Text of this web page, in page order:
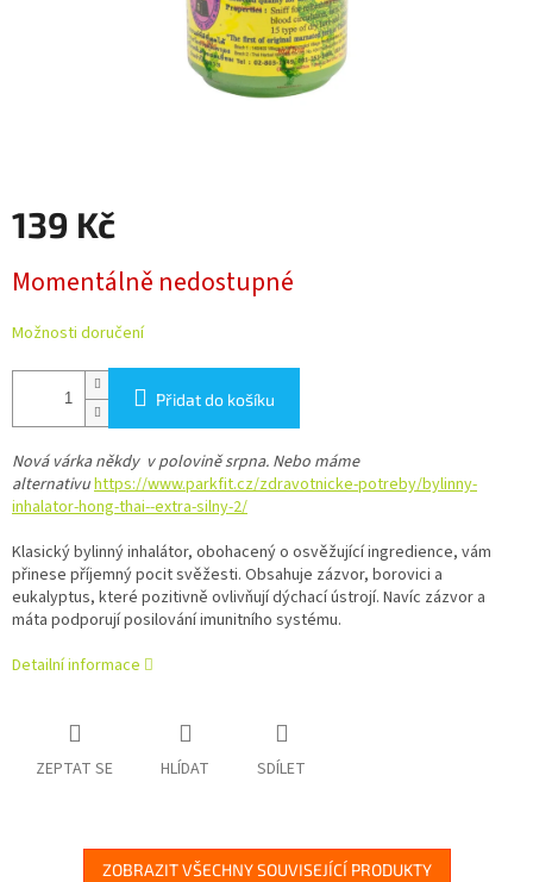
139 Kč
cena:
Momentálně nedostupné
Možnosti doručení
Přidat do košíku
Nová várka někdy v polovině srpna. Nebo máme
alternativuhttps://www.parkfit.cz/zdravotnicke-potreby/bylinny-
inhalator-hong-thai--extra-silny-2/
Klasický bylinný inhalátor, obohacený o osvěžující ingredience, vám
přinese příjemný pocit svěžesti. Obsahuje zázvor, borovici a
eukalyptus, které pozitivně ovlivňují dýchací ústrojí. Navíc zázvor a
máta podporují posilování imunitního systému.
Detailní informace
ZEPTAT SE HLÍDAT SDÍLET
ZOBRAZIT VŠECHNY SOUVISEJÍCÍ PRODUKTY